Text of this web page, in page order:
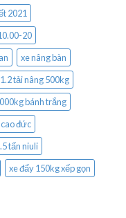
2021
20
xe nâng bàn
tải nâng 500kg
bánh trắng
đức
tấn niuli
xe đẩy 150kg xếp gọn